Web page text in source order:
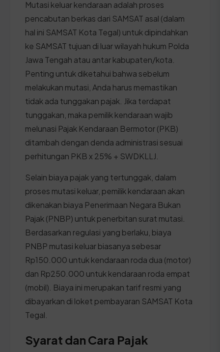
Mutasi keluar kendaraan adalah proses
pencabutan berkas dari SAMSAT asal (dalam
hal ini SAMSAT Kota Tegal) untuk dipindahkan
ke SAMSAT tujuan di luar wilayah hukum Polda
Jawa Tengah atau antar kabupaten/kota.
Penting untuk diketahui bahwa sebelum
melakukan mutasi, Anda harus memastikan
tidak ada tunggakan pajak. Jika terdapat
tunggakan, maka pemilik kendaraan wajib
melunasi Pajak Kendaraan Bermotor (PKB)
ditambah dengan denda administrasi sesuai
perhitungan PKB x 25% + SWDKLLJ.
Selain biaya pajak yang tertunggak, dalam
proses mutasi keluar, pemilik kendaraan akan
dikenakan biaya Penerimaan Negara Bukan
Pajak (PNBP) untuk penerbitan surat mutasi.
Berdasarkan regulasi yang berlaku, biaya
PNBP mutasi keluar biasanya sebesar
Rp150.000 untuk kendaraan roda dua (motor)
dan Rp250.000 untuk kendaraan roda empat
(mobil). Biaya ini merupakan tarif resmi yang
dibayarkan di loket pembayaran SAMSAT Kota
Tegal.
Syarat dan Cara Pajak